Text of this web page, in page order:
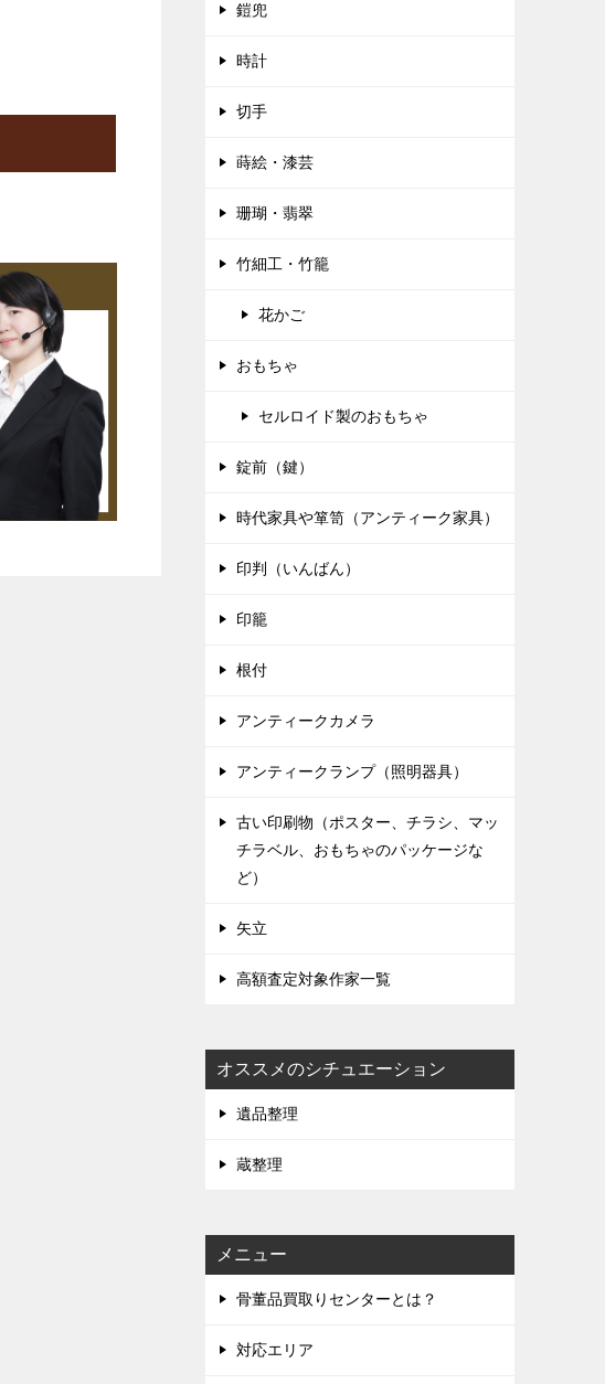
鎧兜
時計
切手
蒔絵・漆芸
珊瑚・翡翠
竹細工・竹籠
花かご
おもちゃ
セルロイド製のおもちゃ
錠前（鍵）
時代家具や箪笥（アンティーク家具）
印判（いんばん）
印籠
根付
アンティークカメラ
アンティークランプ（照明器具）
古い印刷物（ポスター、チラシ、マッ
チラベル、おもちゃのパッケージな
ど）
矢立
高額査定対象作家一覧
オススメのシチュエーション
遺品整理
蔵整理
メニュー
骨董品買取りセンターとは？
対応エリア